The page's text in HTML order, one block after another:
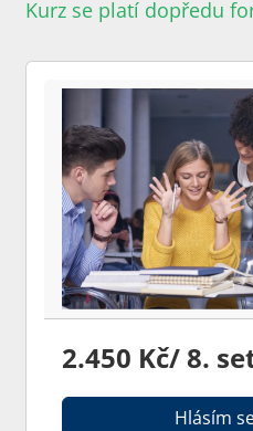
Kurz se platí dopředu
2.450 Kč/ 8.
Hlásím